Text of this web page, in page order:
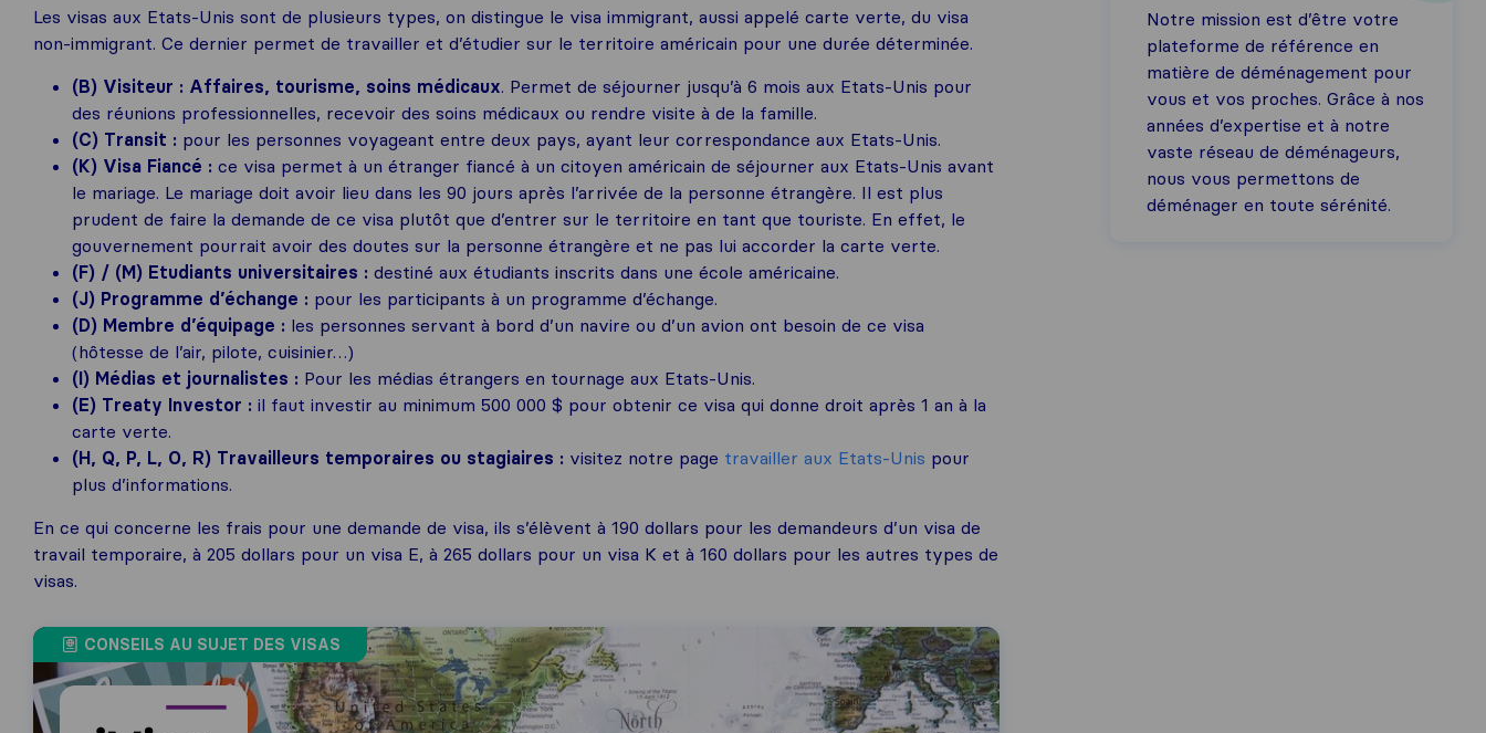
Les visas aux Etats-Unis sont de plusieurs types, on distingue le visa immigrant, aussi appelé carte verte, du visa
non-immigrant. Ce dernier permet de travailler et d’étudier sur le territoire américain pour une durée déterminée.
(B) Visiteur : Affaires, tourisme, soins médicaux. Permet de séjourner jusqu’à 6 mois aux Etats-Unis pour
des réunions professionnelles, recevoir des soins médicaux ou rendre visite à de la famille.
(C) Transit : pour les personnes voyageant entre deux pays, ayant leur correspondance aux Etats-Unis.
(K) Visa Fiancé : ce visa permet à un étranger fiancé à un citoyen américain de séjourner aux Etats-Unis avant
le mariage. Le mariage doit avoir lieu dans les 90 jours après l’arrivée de la personne étrangère. Il est plus
prudent de faire la demande de ce visa plutôt que d’entrer sur le territoire en tant que touriste. En effet, le
gouvernement pourrait avoir des doutes sur la personne étrangère et ne pas lui accorder la carte verte.
(F) / (M) Etudiants universitaires : destiné aux étudiants inscrits dans une école américaine.
(J) Programme d’échange : pour les participants à un programme d’échange.
(D) Membre d’équipage : les personnes servant à bord d’un navire ou d’un avion ont besoin de ce visa
(hôtesse de l’air, pilote, cuisinier…)
(I) Médias et journalistes : Pour les médias étrangers en tournage aux Etats-Unis.
(E) Treaty Investor : il faut investir au minimum 500 000 $ pour obtenir ce visa qui donne droit après 1 an à la
carte verte.
(H, Q, P, L, O, R) Travailleurs temporaires ou stagiaires : visitez notre page travailler aux Etats-Unis pour
plus d’informations.
En ce qui concerne les frais pour une demande de visa, ils s’élèvent à 190 dollars pour les demandeurs d’un visa de
travail temporaire, à 205 dollars pour un visa E, à 265 dollars pour un visa K et à 160 dollars pour les autres types de
visas.
CONSEILS AU SUJET DES VISAS
Notre mission est d’être votre
plateforme de référence en
matière de déménagement pour
vous et vos proches. Grâce à nos
années d’expertise et à notre
vaste réseau de déménageurs,
nous vous permettons de
déménager en toute sérénité.